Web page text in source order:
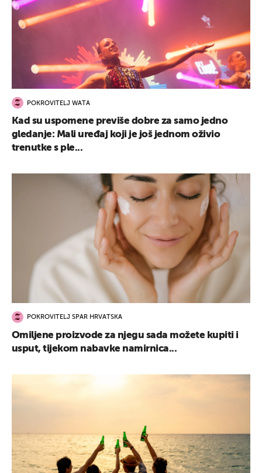
POKROVITELJ WATA
Kad su uspomene previše dobre za samo jedno
gledanje: Mali uređaj koji je još jednom oživio
trenutke s ple...
POKROVITELJ SPAR HRVATSKA
Omiljene proizvode za njegu sada možete kupiti i
usput, tijekom nabavke namirnica...